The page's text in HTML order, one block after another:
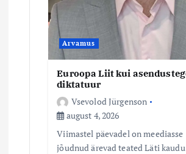
Arvamus
Euroopa Liit kui
diktatuur
Vsevolod Jürgenson
august 4, 2026
Viimastel päevadel on meediasse
jõudnud ärevad teated Läti kaudu